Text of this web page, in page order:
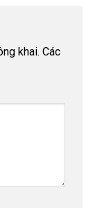
khai. Các